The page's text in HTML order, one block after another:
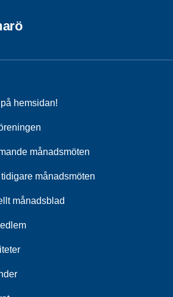
hemsidan!
månadsmöten
månadsmöten
månadsblad